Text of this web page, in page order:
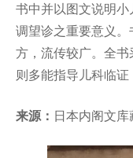
书中并以图文说明
调望诊之重要意义
方，流传较广。全
则多能指导儿科临证
来源： 日本内阁文库